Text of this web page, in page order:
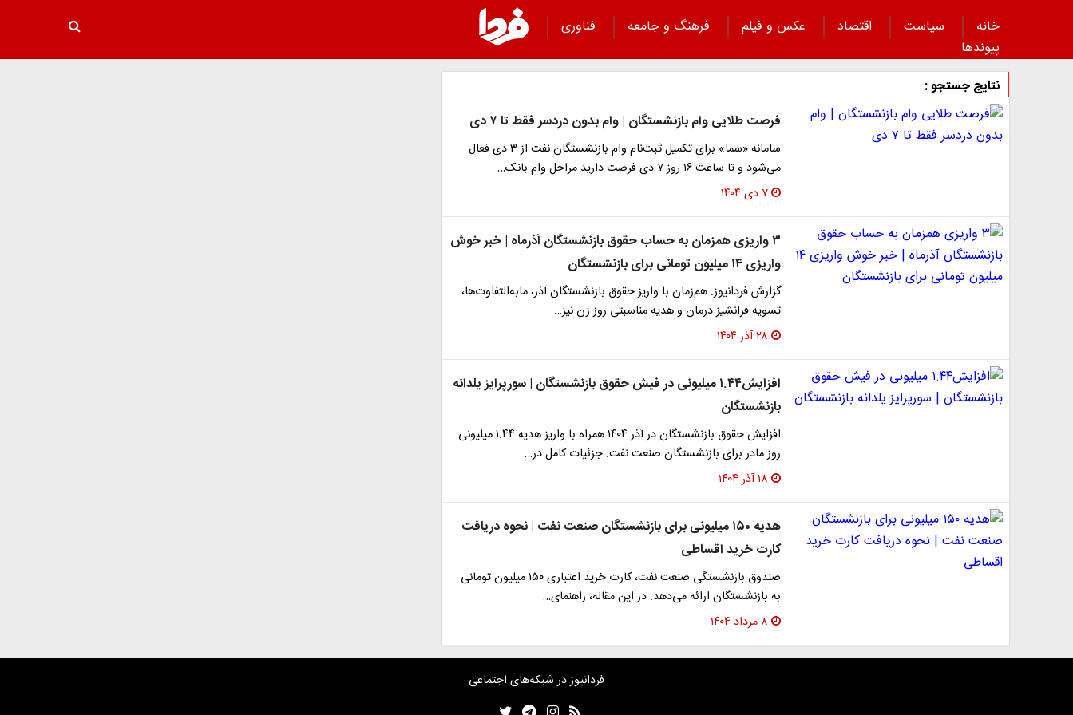
خانه سیاست اقتصاد عکس و فیلم فرهنگ و جامعه
فناوری
پیوند‌ها
نتایج جستجو :
فرصت طلایی وام بازنشستگان | وام بدون دردسر فقط تا ۷ دی
سامانه «سما» برای تکمیل ثبت‌نام وام بازنشستگان نفت از ۳ دی فعال
می‌شود و تا ساعت ۱۶ روز ۷ دی فرصت دارید مراحل وام بانک…
۷ دی ۱۴۰۴
۳ واریزی همزمان به حساب حقوق بازنشستگان آذرماه | خبر خوش
واریزی ۱۴ میلیون تومانی برای بازنشستگان
گزارش فردانیوز: هم‌زمان با واریز حقوق بازنشستگان آذر، مابه‌التفاوت‌ها،
تسویه فرانشیز درمان و هدیه مناسبتی روز زن نیز…
۲۸ آذر ۱۴۰۴
افزایش۱.۴۴ میلیونی در فیش حقوق بازنشستگان | سورپرایز یلدانه
بازنشستگان
افزایش حقوق بازنشستگان در آذر ۱۴۰۴ همراه با واریز هدیه ۱.۴۴ میلیونی
روز مادر برای بازنشستگان صنعت نفت. جزئیات کامل در…
۱۸ آذر ۱۴۰۴
هدیه ۱۵۰ میلیونی برای بازنشستگان صنعت نفت | نحوه دریافت
کارت خرید اقساطی
صندوق بازنشستگی صنعت نفت، کارت خرید اعتباری ۱۵۰ میلیون تومانی
به بازنشستگان ارائه می‌دهد. در این مقاله، راهنمای…
۸ مرداد ۱۴۰۴
فردانیوز در شبکه‌های اجتماعی